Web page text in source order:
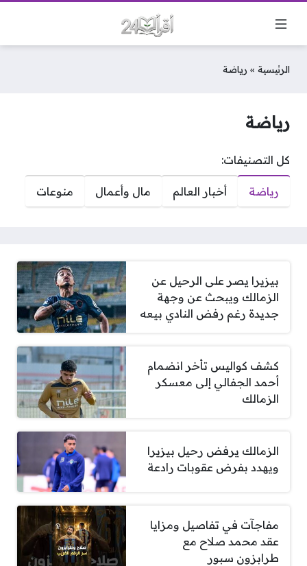
الرئيسية » رياضة
رياضة
كل التصنيفات:
أخبار العالم رياضة مال وأعمال منوعات
بيزيرا يصر على الرحيل عن
الزمالك ويبحث عن وجهة
جديدة رغم رفض النادي بيعه
كشف كواليس تأخر انضمام
أحمد الجفالي إلى معسكر
الزمالك
الزمالك يرفض رحيل بيزيرا
ويهدد بفرض عقوبات رادعة
مفاجآت في تفاصيل ومزايا
عقد محمد صلاح مع
طرابزون سبور